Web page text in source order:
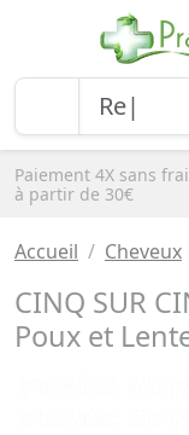
Paiement 4X sans
à partir de 30€
Accueil Cheveux
CINQ SUR
Poux et